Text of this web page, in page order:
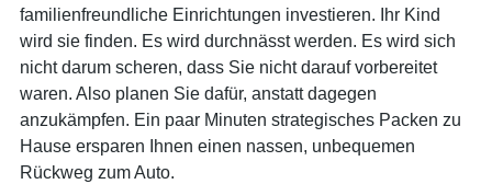
familienfreundliche Einrichtungen investieren. Ihr Kind
wird sie finden. Es wird durchnässt werden. Es wird sich
nicht darum scheren, dass Sie nicht darauf vorbereitet
waren. Also planen Sie dafür, anstatt dagegen
anzukämpfen. Ein paar Minuten strategisches Packen zu
Hause ersparen Ihnen einen nassen, unbequemen
Rückweg zum Auto.